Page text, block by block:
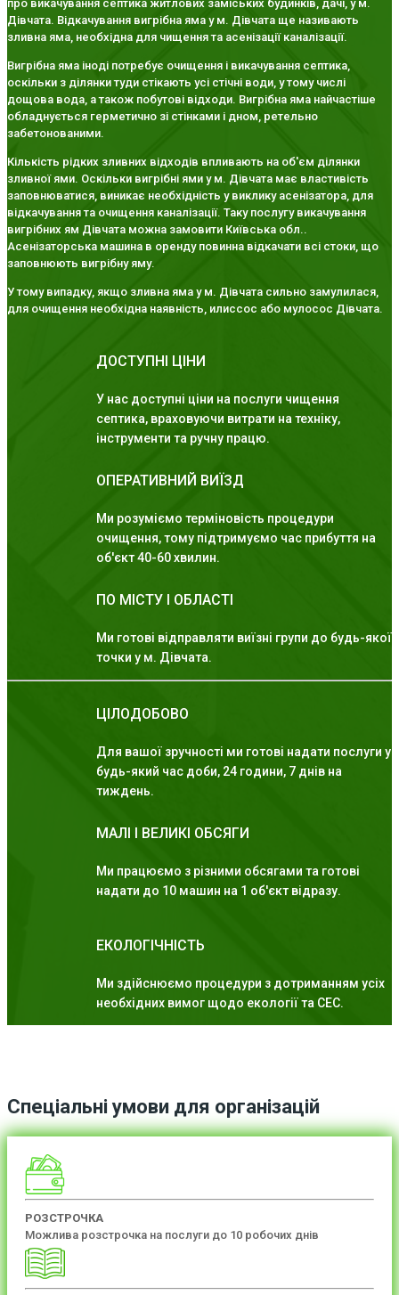
про викачування септика житлових заміських будинків, дачі, у м.
Дівчата. Відкачування вигрібна яма у м. Дівчата ще називають
зливна яма, необхідна для чищення та асенізації каналізації.
Вигрібна яма іноді потребує очищення і викачування септика,
оскільки з ділянки туди стікають усі стічні води, у тому числі
дощова вода, а також побутові відходи. Вигрібна яма найчастіше
обладнується герметично зі стінками і дном, ретельно
забетонованими.
Кількість рідких зливних відходів впливають на об'єм ділянки
зливної ями. Оскільки вигрібні ями у м. Дівчата має властивість
заповнюватися, виникає необхідність у виклику асенізатора, для
відкачування та очищення каналізації. Таку послугу викачування
вигрібних ям Дівчата можна замовити Київська обл..
Асенізаторська машина в оренду повинна відкачати всі стоки, що
заповнюють вигрібну яму.
У тому випадку, якщо зливна яма у м. Дівчата сильно замулилася,
для очищення необхідна наявність, илиссос або мулосос Дівчата.
ДОСТУПНІ ЦІНИ
У нас доступні ціни на послуги чищення
септика, враховуючи витрати на техніку,
інструменти та ручну працю.
ОПЕРАТИВНИЙ ВИЇЗД
Ми розуміємо терміновість процедури
очищення, тому підтримуємо час прибуття на
об'єкт 40-60 хвилин.
ПО МІСТУ І ОБЛАСТІ
Ми готові відправляти виїзні групи до будь-якої
точки у м. Дівчата.
ЦІЛОДОБОВО
Для вашої зручності ми готові надати послуги у
будь-який час доби, 24 години, 7 днів на
тиждень.
МАЛІ І ВЕЛИКІ ОБСЯГИ
Ми працюємо з різними обсягами та готові
надати до 10 машин на 1 об'єкт відразу.
ЕКОЛОГІЧНІСТЬ
Ми здійснюємо процедури з дотриманням усіх
необхідних вимог щодо екології та СЕС.
Спеціальні умови для організацій
РОЗСТРОЧКА
Можлива розстрочка на послуги до 10 робочих днів